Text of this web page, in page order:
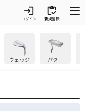
login
ログイン
inventory
新規登録
ウェッジ パター